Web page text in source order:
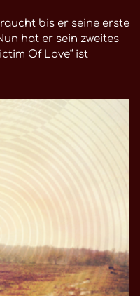
bis er seine erste
hat er sein zweites
Of Love“ ist